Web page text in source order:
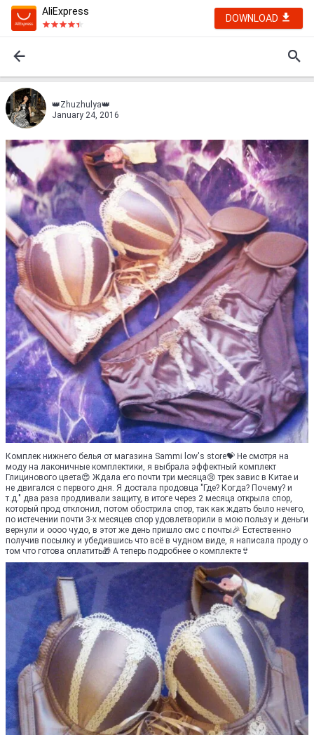
AliExpress
DOWNLOAD
👑Zhuzhulya👑
January 24, 2016
Комплек нижнего белья от магазина Sammi low's store💝 Не смотря на
моду на лаконичные комплектики, я выбрала эффектный комплект
Глицинового цвета😍 Ждала его почти три месяца😢 трек завис в Китае и
не двигался с первого дня. Я достала продовца "Где? Когда? Почему? и
т.д." два раза продливали защиту, в итоге через 2 месяца открыла спор,
который прод отклонил, потом обострила спор, так как ждать было нечего,
по истечении почти 3-х месяцев спор удовлетворили в мою пользу и деньги
вернули и оооо чудо, в этот же день пришло смс с почты🎉 Естественно
получив посылку и убедившись что всё в чудном виде, я написала проду о
том что готова оплатить🎁 А теперь подробнее о комплекте👙